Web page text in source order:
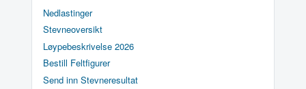
Nedlastinger
Stevneoversikt
Løypebeskrivelse 2026
Bestill Feltfigurer
Send inn Stevneresultat